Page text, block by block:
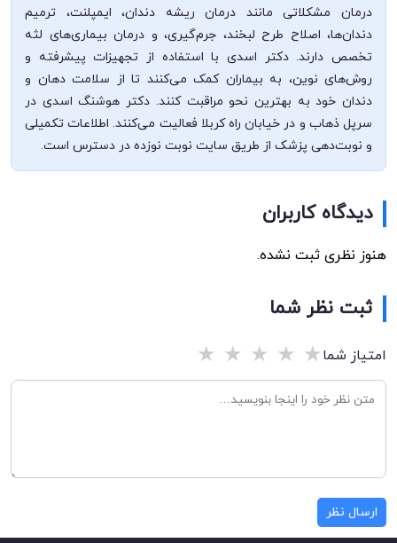
درمان مشکلاتی مانند درمان ریشه دندان، ایمپلنت، ترمیم
دندان‌ها، اصلاح طرح لبخند، جرم‌گیری، و درمان بیماری‌های لثه
تخصص دارند. دکتر اسدی با استفاده از تجهیزات پیشرفته و
روش‌های نوین، به بیماران کمک می‌کنند تا از سلامت دهان و
دندان خود به بهترین نحو مراقبت کنند. دکتر هوشنگ اسدی در
سرپل ذهاب و در خیابان راه کربلا فعالیت می‌کنند. اطلاعات تکمیلی
و نوبت‌دهی پزشک از طریق سایت نوبت نوزده در دسترس است.
دیدگاه کاربران
هنوز نظری ثبت نشده.
ثبت نظر شما
امتیاز شما★
★
★
★
★
ارسال نظر